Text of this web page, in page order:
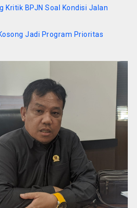
Kritik BPJN Soal Kondisi Jalan
Jadi Program Prioritas